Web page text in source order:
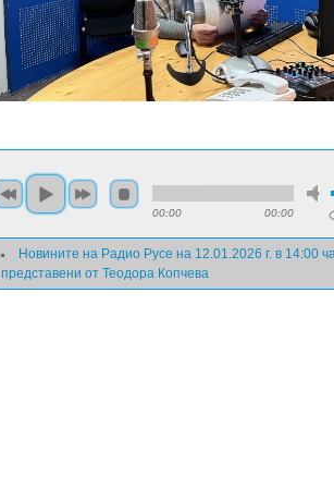
00:00 00:00
Новините на Радио Русе на 12.01.2026 г. в 14:00
представени от Теодора Копчева